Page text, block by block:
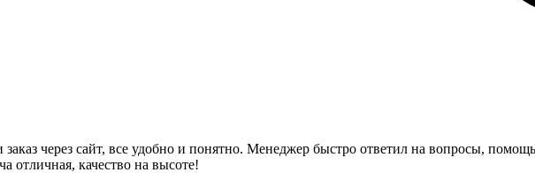
через сайт, все удобно и понятно. Менеджер быстро ответил на вопросы,
отличная, качество на высоте!